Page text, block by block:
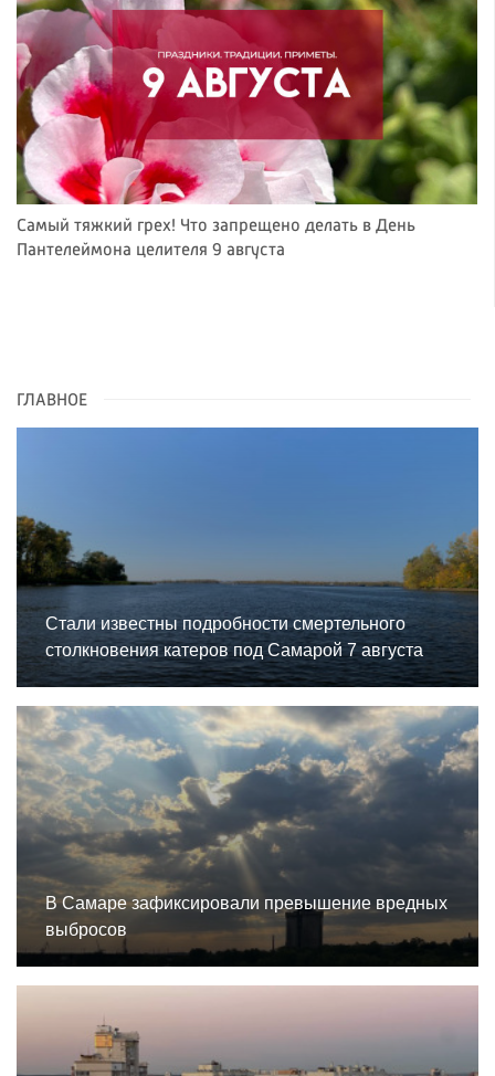
Самый тяжкий грех! Что запрещено делать в День
Пантелеймона целителя 9 августа
ГЛАВНОЕ
Стали известны подробности смертельного
столкновения катеров под Самарой 7 августа
В Самаре зафиксировали превышение вредных
выбросов